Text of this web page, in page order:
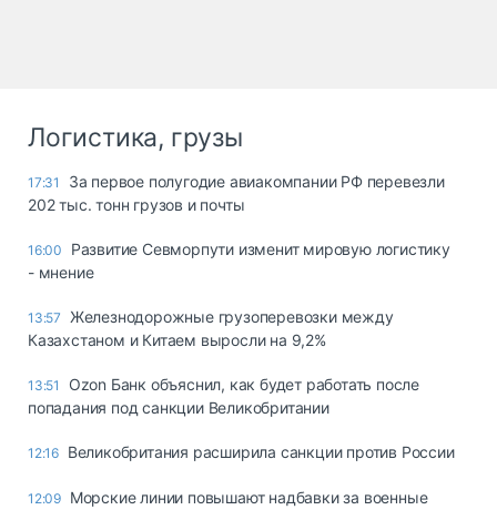
Логистика, грузы
17:31
За первое полугодие авиакомпании РФ перевезли
202 тыс. тонн грузов и почты
16:00
Развитие Севморпути изменит мировую логистику
- мнение
13:57
Железнодорожные грузоперевозки между
Казахстаном и Китаем выросли на 9,2%
13:51
Ozon Банк объяснил, как будет работать после
попадания под санкции Великобритании
12:16 Великобритания расширила санкции против России
12:09 Морские линии повышают надбавки за военные